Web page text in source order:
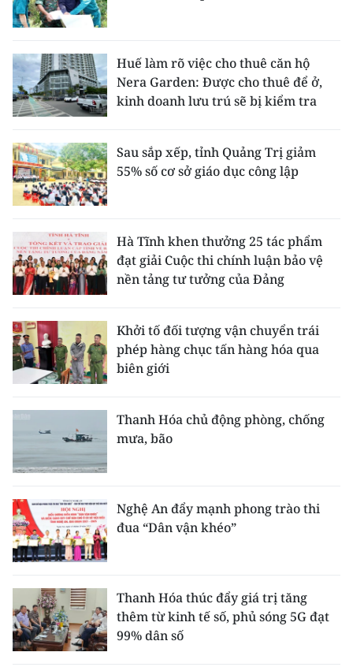
Huế làm rõ việc cho thuê căn hộ
Nera Garden: Được cho thuê để ở,
kinh doanh lưu trú sẽ bị kiểm tra
Sau sắp xếp, tỉnh Quảng Trị giảm
55% số cơ sở giáo dục công lập
Hà Tĩnh khen thưởng 25 tác phẩm
đạt giải Cuộc thi chính luận bảo vệ
nền tảng tư tưởng của Đảng
Khởi tố đối tượng vận chuyển trái
phép hàng chục tấn hàng hóa qua
biên giới
Thanh Hóa chủ động phòng, chống
mưa, bão
Nghệ An đẩy mạnh phong trào thi
đua “Dân vận khéo”
Thanh Hóa thúc đẩy giá trị tăng
thêm từ kinh tế số, phủ sóng 5G đạt
99% dân số